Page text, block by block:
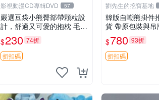
影視動漫CD專輯DVD 57
嚴選豆袋小熊臀部帶顆粒設
計，舒適又可愛的抱枕 毛絨
抱枕、臀部按摩、坐墊
$230 74折
折扣碼
劉先生的挖寶基地
韓版自嘲熊掛件
貨 帶原包裝與吊
超可愛 毛絨手感
件 自嘲抱枕 小熊
$780 93折
折扣碼